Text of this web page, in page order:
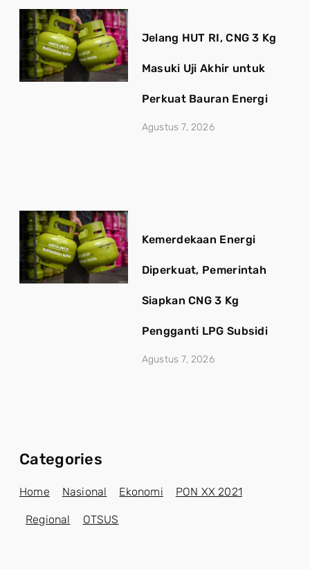
Jelang HUT RI, CNG 3 Kg
Masuki Uji Akhir untuk
Perkuat Bauran Energi
Agustus 7, 2026
Kemerdekaan Energi
Diperkuat, Pemerintah
Siapkan CNG 3 Kg
Pengganti LPG Subsidi
Agustus 7, 2026
Categories
Home Nasional Ekonomi PON XX 2021
Regional OTSUS